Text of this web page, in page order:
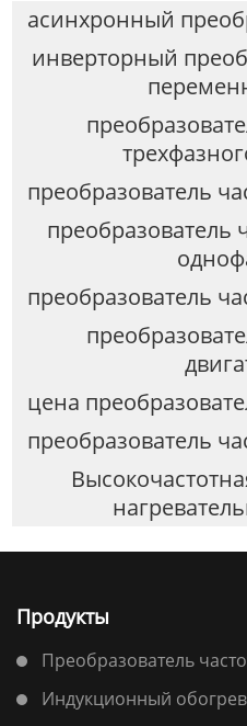
асинхронный
инверторный
преобразователь
преобразователь
преобразователь
цена
преобразователь
Продукты
Преобразователь
Индукционный обогрев